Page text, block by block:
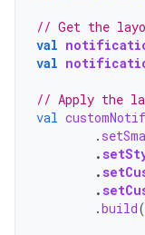
// Get the
val
val
// Apply the
val
.
.
.
.
.build